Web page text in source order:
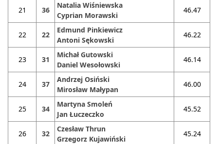
21 36
Natalia Wiśniewska
Cyprian Morawski
46.47
22 22
Edmund Pinkiewicz
Antoni Sękowski
46.22
23 31
Michał Gutowski
Daniel Wesołowski
46.14
24 37
Andrzej Osiński
Mirosław Małypan
46.00
25 34
Martyna Smoleń
Jan Łuczeczko
45.52
26 32
Czesław Thrun
Grzegorz Kujawiński
45.24